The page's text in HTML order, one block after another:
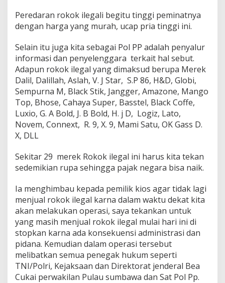
Peredaran rokok ilegali begitu tinggi peminatnya
dengan harga yang murah, ucap pria tinggi ini.
Selain itu juga kita sebagai Pol PP adalah penyalur
informasi dan penyelenggara terkait hal sebut.
Adapun rokok ilegal yang dimaksud berupa Merek
Dalil, Dalillah, Aslah, V. J Star, S.P 86, H&D, Globi,
Sempurna M, Black Stik, Jangger, Amazone, Mango
Top, Bhose, Cahaya Super, Basstel, Black Coffe,
Luxio, G. A Bold, J. B Bold, H. j D, Logiz, Lato,
Novem, Connext, R. 9, X. 9, Mami Satu, OK Gass D.
X, DLL
Sekitar 29 merek Rokok ilegal ini harus kita tekan
sedemikian rupa sehingga pajak negara bisa naik.
Ia menghimbau kepada pemilik kios agar tidak lagi
menjual rokok ilegal karna dalam waktu dekat kita
akan melakukan operasi, saya tekankan untuk
yang masih menjual rokok ilegal mulai hari ini di
stopkan karna ada konsekuensi administrasi dan
pidana. Kemudian dalam operasi tersebut
melibatkan semua penegak hukum seperti
TNI/Polri, Kejaksaan dan Direktorat jenderal Bea
Cukai perwakilan Pulau sumbawa dan Sat Pol Pp.